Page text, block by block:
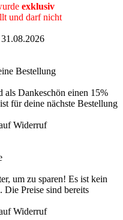
exklusiv
und darf nicht
Bestellung
als Dankeschön einen 15%
für deine nächste Bestellung
Widerruf
um zu sparen! Es ist kein
Preise sind bereits
Widerruf